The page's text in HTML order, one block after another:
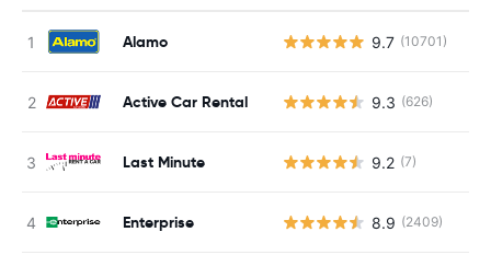
Alamo 9.7 (10701)
Active Car Rental 9.3 (626)
Last Minute 9.2 (7)
Enterprise 8.9 (2409)